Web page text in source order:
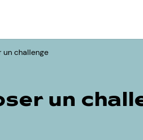
un challenge
un